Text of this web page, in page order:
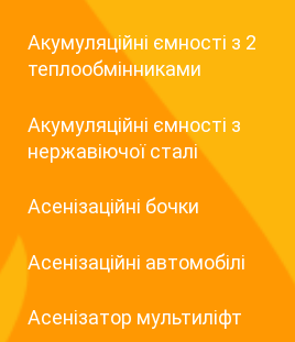
Акумуляційні ємності з 2
теплообмінниками
Акумуляційні ємності з
нержавіючої сталі
Асенізаційні бочки
Асенізаційні автомобілі
Асенізатор мультиліфт